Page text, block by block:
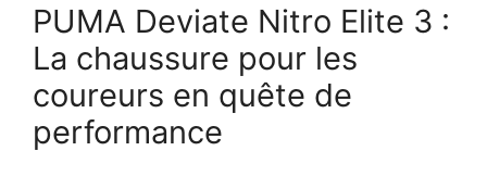
PUMA Deviate Nitro Elite 3 :
La chaussure pour les
coureurs en quête de
performance